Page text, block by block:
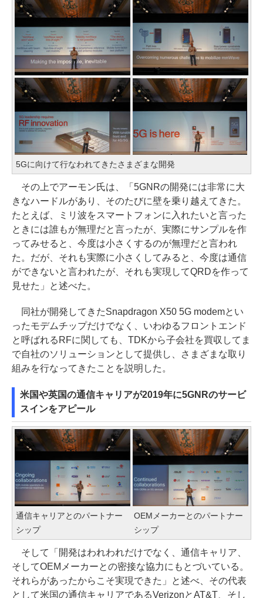
5Gに向けて行なわれてきたさまざまな開発
その上でアーモン氏は、「5GNRの開発には非常に大
きなハードルがあり、そのたびに壁を乗り越えてきた。
たとえば、ミリ波をスマートフォンに入れたいと言った
ときには誰もが無理だと言ったが、実際にサンプルを作
ってみせると、今度は小さくするのが無理だと言われ
た。だが、それも実際に小さくしてみると、今度は通信
ができないと言われたが、それも実現してQRDを作って
見せた」と述べた。
同社が開発してきたSnapdragon X50 5G modemとい
ったモデムチップだけでなく、いわゆるフロントエンド
と呼ばれるRFに関しても、TDKから子会社を買収してま
で自社のソリューションとして提供し、さまざまな取り
組みを行なってきたことを説明した。
米国や英国の通信キャリアが2019年に5GNRのサービ
スインをアピール
通信キャリアとのパートナー
シップ
OEMメーカーとのパートナー
シップ
そして「開発はわれわれだけでなく、通信キャリア、
そしてOEMメーカーとの密接な協力にもとづいている。
それらがあったからこそ実現できた」と述べ、その代表
として米国の通信キャリアであるVerizonとAT&T、そし